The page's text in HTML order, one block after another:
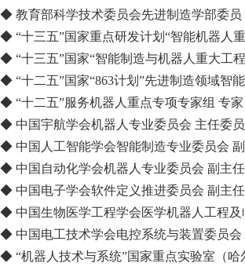
◆ 教育部科学技术委员会先进制造学部委员
◆ “十三五”国家重点研发计划“智能机器人
◆ “十三五”国家“智能制造与机器人重大工
◆ “十二五”国家“863计划”先进制造领域智
◆ “十二五”服务机器人重点专项专家组 专家
◆ 中国宇航学会机器人专业委员会 主任委员
◆ 中国人工智能学会智能制造专业委员会
◆ 中国自动化学会机器人专业委员会 副主
◆ 中国电子学会软件定义推进委员会 副主
◆ 中国生物医学工程学会医学机器人工程及
◆ 中国电工技术学会电控系统与装置委员会
◆ “机器人技术与系统”国家重点实验室（